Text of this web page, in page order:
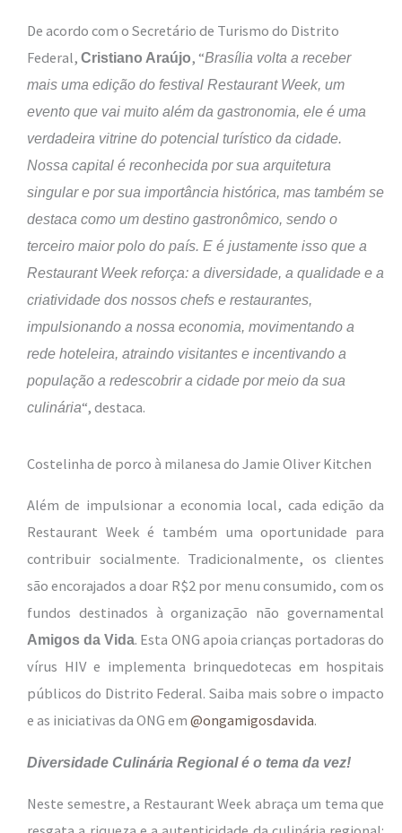
De acordo com o Secretário de Turismo do Distrito
Federal, Cristiano Araújo, “Brasília volta a receber
mais uma edição do festival Restaurant Week, um
evento que vai muito além da gastronomia, ele é uma
verdadeira vitrine do potencial turístico da cidade.
Nossa capital é reconhecida por sua arquitetura
singular e por sua importância histórica, mas também se
destaca como um destino gastronômico, sendo o
terceiro maior polo do país. E é justamente isso que a
Restaurant Week reforça: a diversidade, a qualidade e a
criatividade dos nossos chefs e restaurantes,
impulsionando a nossa economia, movimentando a
rede hoteleira, atraindo visitantes e incentivando a
população a redescobrir a cidade por meio da sua
culinária“, destaca.
Costelinha de porco à milanesa do Jamie Oliver Kitchen
Além de impulsionar a economia local, cada edição da
Restaurant Week é também uma oportunidade para
contribuir socialmente. Tradicionalmente, os clientes
são encorajados a doar R$2 por menu consumido, com os
fundos destinados à organização não governamental
Amigos da Vida. Esta ONG apoia crianças portadoras do
vírus HIV e implementa brinquedotecas em hospitais
públicos do Distrito Federal. Saiba mais sobre o impacto
e as iniciativas da ONG em @ongamigosdavida.
Diversidade Culinária Regional é o tema da vez!
Neste semestre, a Restaurant Week abraça um tema que